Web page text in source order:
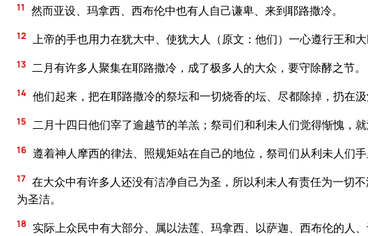
11 然而亚设、玛拿西、西布伦中也有人自己谦卑、来到耶路撒冷。
12 上帝的手也用力在犹大中、使犹大人（原文：他们）一心遵行王和大
13 二月有许多人聚集在耶路撒冷，成了极多人的大众，要守除酵之节。
14 他们起来，把在耶路撒冷的祭坛和一切烧香的坛、尽都除掉，扔在汲
15 二月十四日他们宰了逾越节的羊羔；祭司们和利未人们觉得惭愧，
16 遵着神人摩西的律法、照规矩站在自己的地位，祭司们从利未人们手
17 在大众中有许多人还没有洁净自己为圣，所以利未人有责任为一切
为圣洁。
18
实际上众民中有大部分、属以法莲、玛拿西、以萨迦、西布伦的人